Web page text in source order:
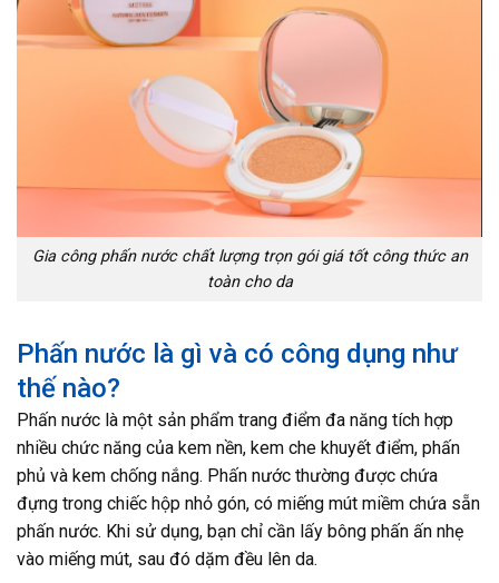
Gia công phấn nước chất lượng trọn gói giá tốt công thức an
toàn cho da
Phấn nước là gì và có công dụng như
thế nào?
Phấn nước là một sản phẩm trang điểm đa năng tích hợp
nhiều chức năng của kem nền, kem che khuyết điểm, phấn
phủ và kem chống nắng. Phấn nước thường được chứa
đựng trong chiếc hộp nhỏ gón, có miếng mút miềm chứa sẵn
phấn nước. Khi sử dụng, bạn chỉ cần lấy bông phấn ấn nhẹ
vào miếng mút, sau đó dặm đều lên da.